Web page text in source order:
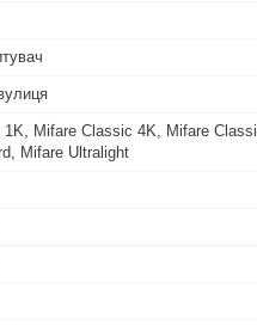
1K, Mifare Classic 4K, Mifare
Mifare Ultralight